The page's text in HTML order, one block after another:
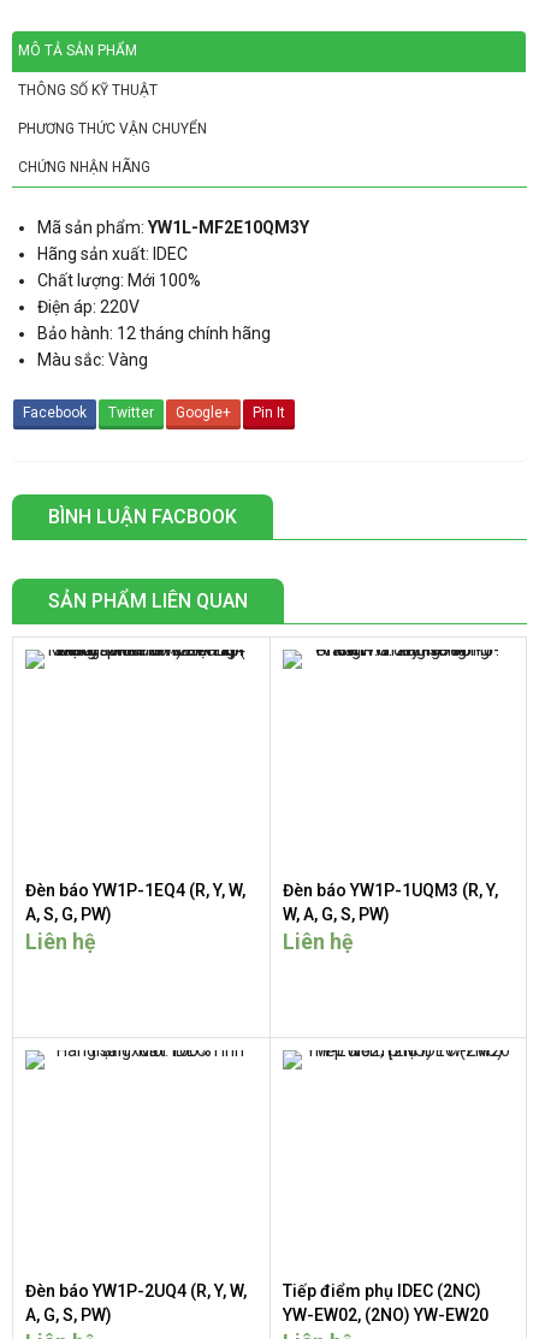
MÔ TẢ SẢN PHẨM
THÔNG SỐ KỸ THUẬT
PHƯƠNG THỨC VẬN CHUYỂN
CHỨNG NHẬN HÃNG
Mã sản phẩm: YW1L-MF2E10QM3Y
Hãng sản xuất: IDEC
Chất lượng: Mới 100%
Điện áp: 220V
Bảo hành: 12 tháng chính hãng
Màu sắc: Vàng
Facebook Twitter Google+ Pin It
BÌNH LUẬN FACBOOK
SẢN PHẨM LIÊN QUAN
Đèn báo YW1P-1EQ4 (R, Y, W,
A, S, G, PW)
Liên hệ
Đèn báo YW1P-1UQM3 (R, Y,
W, A, G, S, PW)
Liên hệ
Đèn báo YW1P-2UQ4 (R, Y, W,
A, G, S, PW)
Tiếp điểm phụ IDEC (2NC)
YW-EW02, (2NO) YW-EW20